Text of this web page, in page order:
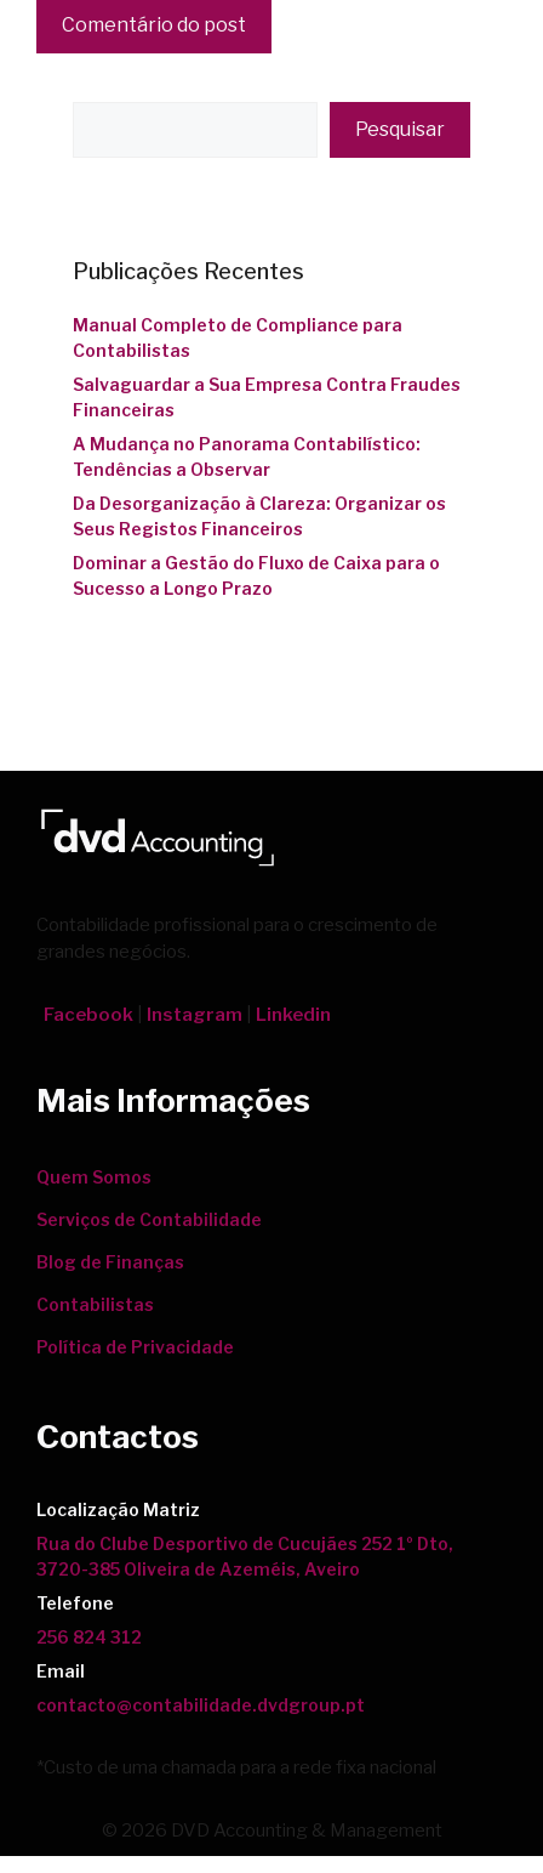
Pesquisar
Publicações Recentes
Manual Completo de Compliance para
Contabilistas
Salvaguardar a Sua Empresa Contra Fraudes
Financeiras
A Mudança no Panorama Contabilístico:
Tendências a Observar
Da Desorganização à Clareza: Organizar os
Seus Registos Financeiros
Dominar a Gestão do Fluxo de Caixa para o
Sucesso a Longo Prazo
Contabilidade profissional para o crescimento de
grandes negócios.
Facebook Instagram Linkedin
Mais Informações
Quem Somos
Serviços de Contabilidade
Blog de Finanças
Contabilistas
Política de Privacidade
Contactos
Localização Matriz
Rua do Clube Desportivo de Cucujães 252 1º Dto,
3720-385 Oliveira de Azeméis, Aveiro
Telefone
256 824 312
Email
contacto@contabilidade.dvdgroup.pt
*Custo de uma chamada para a rede fixa nacional
© 2026 DVD Accounting & Management